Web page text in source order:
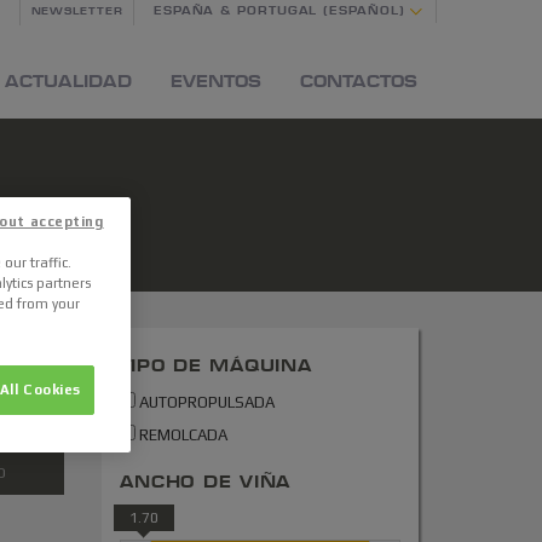
NEWSLETTER ESPAÑA & PORTUGAL (ESPAÑOL)
ACTUALIDAD EVENTOS CONTACTOS
TIPO DE MÁQUINA
AUTOPROPULSADA
REMOLCADA
ANCHO DE VIÑA
1.70
traffic.
partners
from your
accepting
Cookies